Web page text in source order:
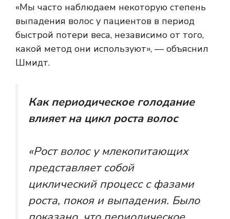
«Мы часто наблюдаем некоторую степень
выпадения волос у пациентов в период
быстрой потери веса, независимо от того,
какой метод они используют», — объяснил
Шмидт.
Как периодическое голодание
влияет на цикл роста волос
«Рост волос у млекопитающих
представляет собой
циклический процесс с фазами
роста, покоя и выпадения. Было